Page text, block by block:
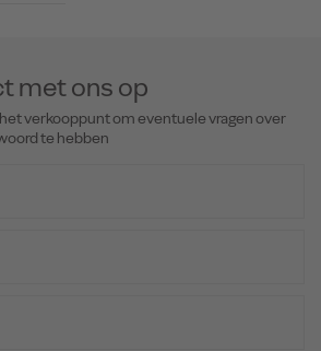
met ons op
verkooppunt om eventuele vragen over
te hebben